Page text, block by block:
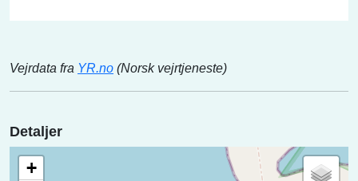
Vejrdata fra YR.no (Norsk vejrtjeneste)
Detaljer
+